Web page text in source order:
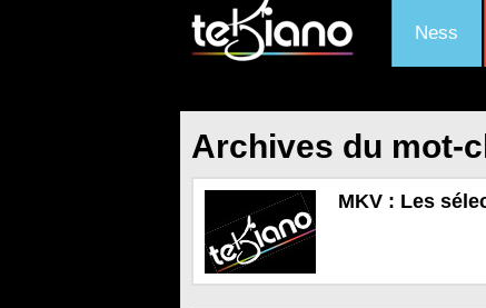
Ness
Archives du mot-
MKV : Les